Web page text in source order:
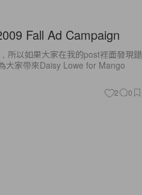
Fall Ad Campaign
所以如果大家在我的post裡面發現錯
大家帶來Daisy Lowe for Mango
2 0